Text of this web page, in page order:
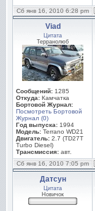
Сб янв 16, 2010 6:28 pm
Viad
Цитата
Терранолюб
Сообщений: 1285
Откуда: Камчатка
Бортовой Журнал:
Посмотреть Бортовой
Журнал (0)
Год выпуска: 1994
Модель: Terrano WD21
Двигатель: 2.7 (TD27T
Turbo Diesel)
Трансмиссия: авт.
Сб янв 16, 2010 7:05 pm
Датсун
Цитата
Новичок